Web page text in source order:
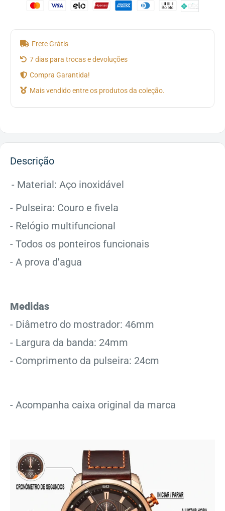
Frete Grátis
7 dias para trocas e devoluções
Compra Garantida!
Mais vendido entre os produtos da coleção.
Descrição
- Material: Aço inoxidável
- Pulseira: Couro e fivela
- Relógio multifuncional
- Todos os ponteiros funcionais
- A prova d'agua
Medidas
- Diâmetro do mostrador: 46mm
- Largura da banda: 24mm
- Comprimento da pulseira: 24cm
- Acompanha caixa original da marca